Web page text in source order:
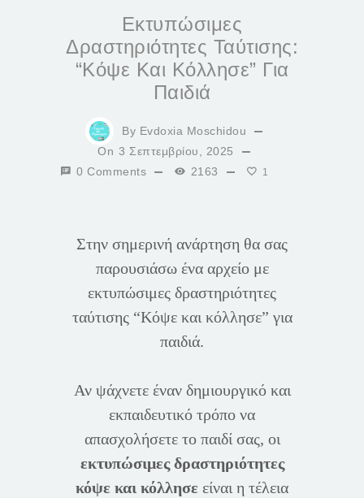
Εκτυπώσιμες
Δραστηριότητες Ταύτισης:
“Κόψε Και Κόλλησε” Για
Παιδιά
By Evdoxia Moschidou
On 3 Σεπτεμβρίου, 2025
0 Comments
2163 1
Στην σημερινή ανάρτηση θα σας
παρουσιάσω ένα αρχείο με
εκτυπώσιμες δραστηριότητες
ταύτισης “Κόψε και κόλλησε” για
παιδιά.
Αν ψάχνετε έναν δημιουργικό και
εκπαιδευτικό τρόπο να
απασχολήσετε το παιδί σας, οι
εκτυπώσιμες δραστηριότητες
κόψε και κόλλησε είναι η τέλεια